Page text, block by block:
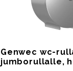
Genwec wc-
jumborullalle,